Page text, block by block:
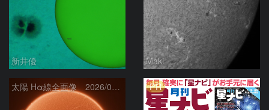
新井優 Maki
太陽 Hα線全面像 2026/08/06 PR